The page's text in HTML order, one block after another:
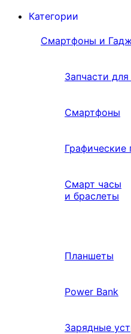
Категории
Смартфоны и
Запчасти
Смартфоны
Графические
Смарт часы
и браслеты
Планшеты
Power Bank
Зарядные